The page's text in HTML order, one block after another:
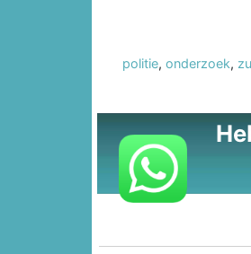
politie, onderzoek,